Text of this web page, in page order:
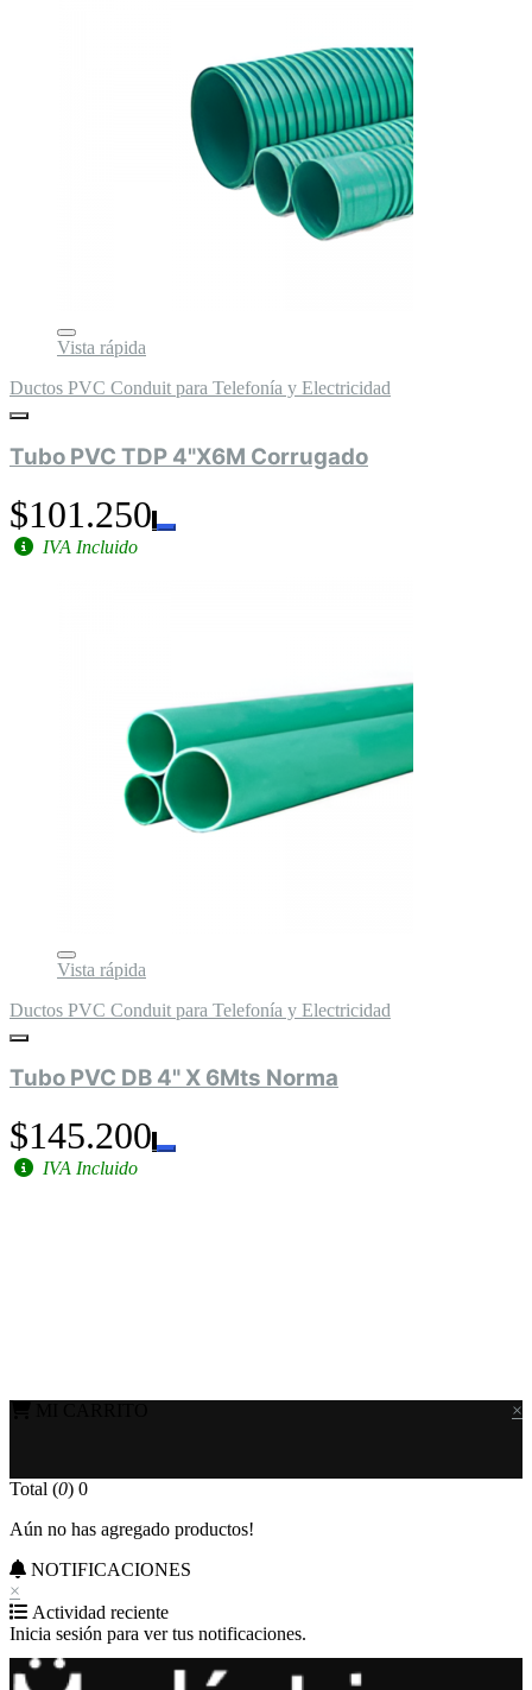
Vista rápida
Ductos PVC Conduit para Telefonía y Electricidad
Tubo PVC TDP 4"X6M Corrugado
$101.250
IVA Incluido
Vista rápida
Ductos PVC Conduit para Telefonía y Electricidad
Tubo PVC DB 4" X 6Mts Norma
$145.200
IVA Incluido
×
Total (0) 0
Aún no has agregado productos!
NOTIFICACIONES
×
Actividad reciente
Inicia sesión para ver tus notificaciones.